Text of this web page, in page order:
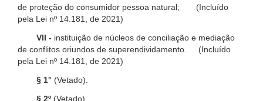
de proteção do consumidor pessoa natural; (Incluído
pela Lei nº 14.181, de 2021)
VII - instituição de núcleos de conciliação e mediação
de conflitos oriundos de superendividamento. (Incluído
pela Lei nº 14.181, de 2021)
§ 1° (Vetado).
§ 2º (Vetado).